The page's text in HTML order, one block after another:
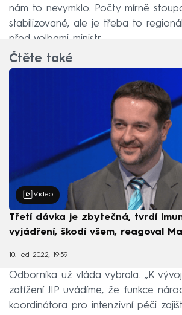
nám to nevymklo. Počty mírně
stabilizované, ale je třeba to
před volbami ministr.
Čtěte také
Video
Třetí dávka je zbytečná, tvrdí
vyjádření, škodí všem, reagoval
10. led 2022, 19:59
Odborníka už vláda vybrala. „K
zatížení JIP uvádíme, že funkce
koordinátora pro intenzivní péči